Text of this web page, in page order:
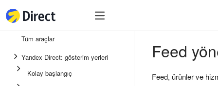
Araçlar
Birleşik Performans
Tüm araçlar
Yandex Direct: gösterim yerleri
Kolay başlangıç
Feed
Feed, ürünler ve